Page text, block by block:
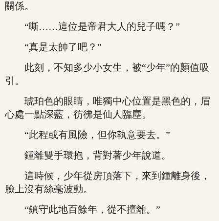
關係。
“嘶……這位是帝君大人的兒子嗎？”
“真是太帥了吧？”
此刻，不知多少小女生，被“少年”的顏值吸
引。
琥珀色的眼睛，唯獨中心位置是黑色的，眉
心處一點深藍，彷彿是仙人臨塵。
“此程或有風險，但你執意要去。”
鍾離雙手環抱，背對著少年說道。
這時候，少年從房頂落下，來到鍾離身後，
臉上沒有絲毫波動。
“鎮守此地百餘年，從不擅離。”